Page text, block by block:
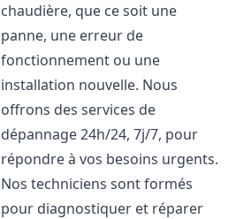
chaudière, que ce soit une
panne, une erreur de
fonctionnement ou une
installation nouvelle. Nous
offrons des services de
dépannage 24h/24, 7j/7, pour
répondre à vos besoins urgents.
Nos techniciens sont formés
pour diagnostiquer et réparer